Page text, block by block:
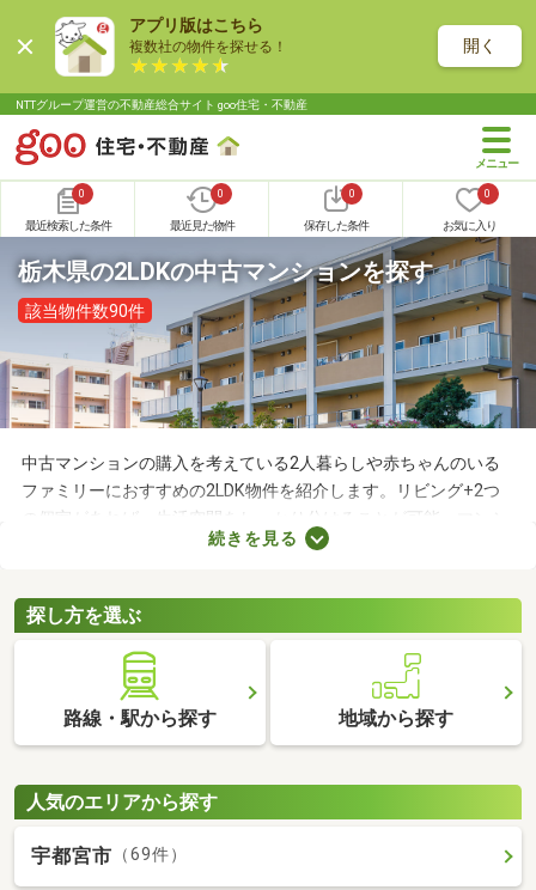
アプリ版はこちら
複数社の物件を探せる！ 開く
NTTグループ運営の不動産総合サイト goo住宅・不動産
0
最近検索した条件
0
最近見た物件
0
保存した条件
0
お気に入り
栃木県の2LDKの中古マンションを探す
該当物件数90件
中古マンションの購入を考えている2人暮らしや赤ちゃんのいる
ファミリーにおすすめの2LDK物件を紹介します。リビング+2つ
の個室があれば、生活空間をしっかり分けることが可能。マンシ
ョンによってお部屋の広さや設備、購入費用が変わるので、複数
て、希望にぴったりなお部屋を購入しましょう。
続きを見る
探し方を選ぶ
路線・駅から探す 地域から探す
人気のエリアから探す
宇都宮市 （69件）